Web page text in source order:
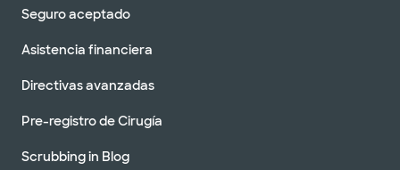
Seguro aceptado
Asistencia financiera
Directivas avanzadas
Pre-registro de Cirugía
Scrubbing in Blog